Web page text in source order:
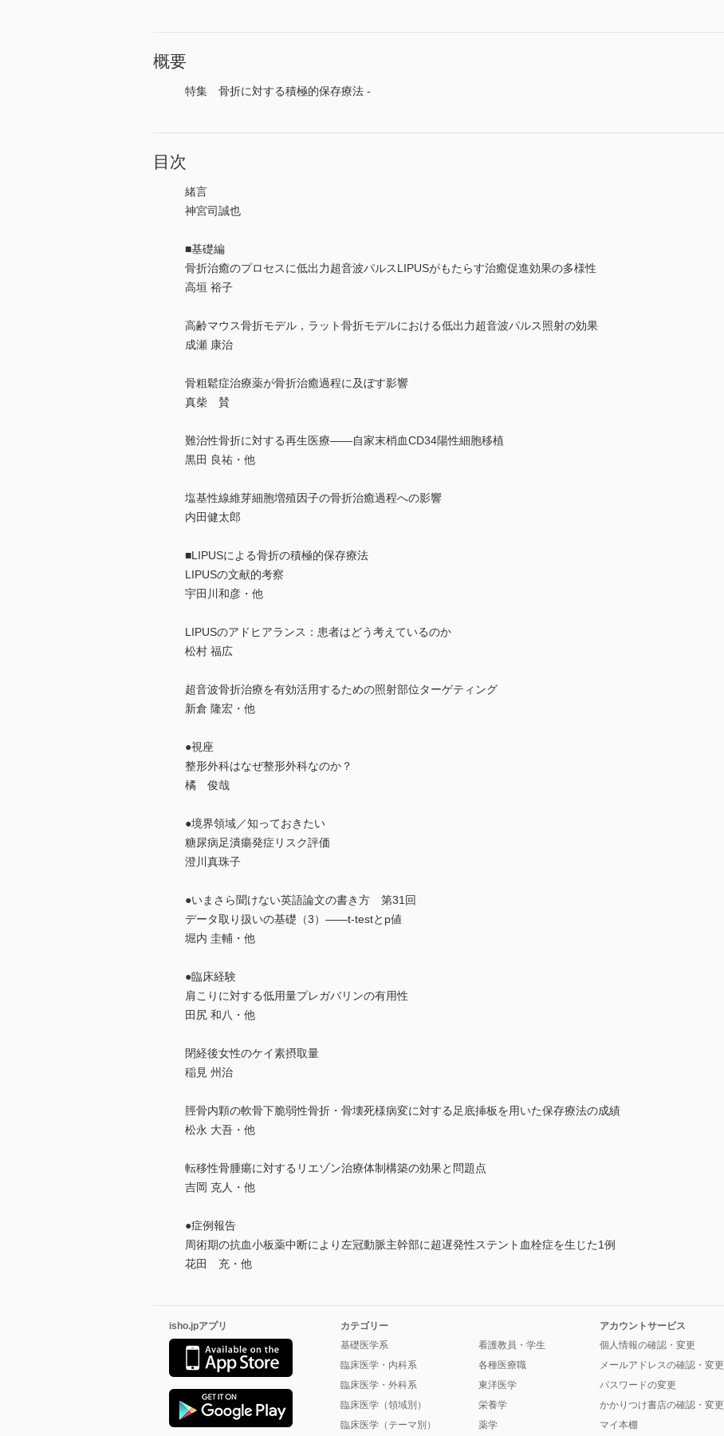
概要
特集 骨折に対する積極的保存療法 -
目次
緒言
神宮司誠也
■基礎編
骨折治癒のプロセスに低出力超音波パルスLIPUSがもたらす治癒促進効果の多様性
高垣 裕子
高齢マウス骨折モデル，ラット骨折モデルにおける低出力超音波パルス照射の効果
成瀬 康治
骨粗鬆症治療薬が骨折治癒過程に及ぼす影響
真柴 賛
難治性骨折に対する再生医療――自家末梢血CD34陽性細胞移植
黒田 良祐・他
塩基性線維芽細胞増殖因子の骨折治癒過程への影響
内田健太郎
■LIPUSによる骨折の積極的保存療法
LIPUSの文献的考察
宇田川和彦・他
LIPUSのアドヒアランス：患者はどう考えているのか
松村 福広
超音波骨折治療を有効活用するための照射部位ターゲティング
新倉 隆宏・他
●視座
整形外科はなぜ整形外科なのか？
橘 俊哉
●境界領域／知っておきたい
糖尿病足潰瘍発症リスク評価
澄川真珠子
●いまさら聞けない英語論文の書き方 第31回
データ取り扱いの基礎（3）――t-testとp値
堀内 圭輔・他
●臨床経験
肩こりに対する低用量プレガバリンの有用性
田尻 和八・他
閉経後女性のケイ素摂取量
稲見 州治
脛骨内顆の軟骨下脆弱性骨折・骨壊死様病変に対する足底挿板を用いた保存療法の成績
松永 大吾・他
転移性骨腫瘍に対するリエゾン治療体制構築の効果と問題点
吉岡 克人・他
●症例報告
周術期の抗血小板薬中断により左冠動脈主幹部に超遅発性ステント血栓症を生じた1例
花田 充・他
isho.jpアプリ
カテゴリー
基礎医学系
臨床医学・内科系
臨床医学・外科系
臨床医学（領域別）
臨床医学（テーマ別）
看護教員・学生
各種医療職
東洋医学
栄養学
薬学
アカウントサービス
個人情報の確認・変更
メールアドレスの確認・変更
パスワードの変更
かかりつけ書店の確認・変更
マイ本棚